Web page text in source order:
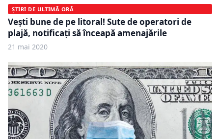
ȘTIRI DE ULTIMĂ ORĂ
Vești bune de pe litoral! Sute de operatori de
plajă, notificați să înceapă amenajările
21 mai 2020